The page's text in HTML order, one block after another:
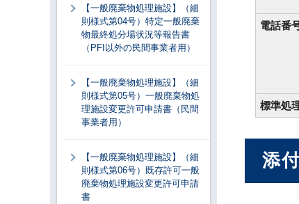
電話番
標準処
添
【一般廃棄物処理施設】（細
則様式第04号）特定一般廃棄
物最終処分場状況等報告書
（PFI以外の民間事業者用）
【一般廃棄物処理施設】（細
則様式第05号）一般廃棄物処
理施設変更許可申請書（民間
事業者用）
【一般廃棄物処理施設】（細
則様式第06号）既存許可一般
廃棄物処理施設変更許可申請
書